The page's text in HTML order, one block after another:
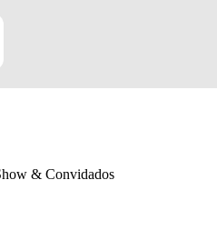
& Convidados